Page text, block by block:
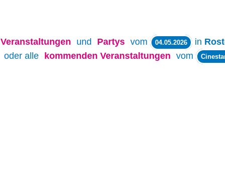
Veranstaltungen und Partys vom 04.05.2026 in
oder alle
kommenden Veranstaltungen vom